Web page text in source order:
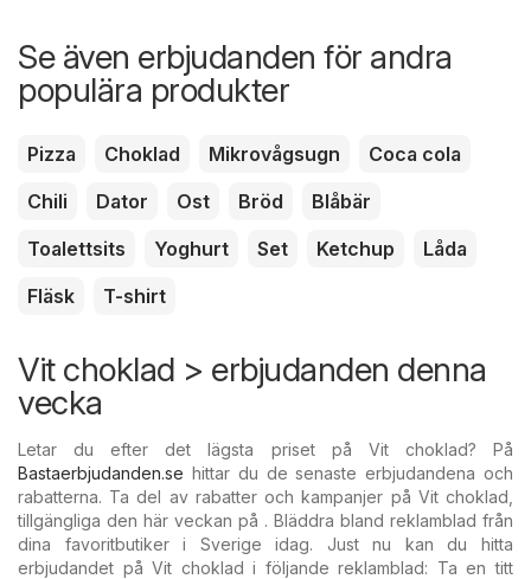
Se även erbjudanden för andra
populära produkter
Pizza Choklad Mikrovågsugn
Coca cola
Chili
Dator Ost Bröd
Blåbär
Toalettsits
Yoghurt Set Ketchup
Låda
Fläsk
T-shirt
Vit choklad > erbjudanden denna
vecka
Letar du efter det lägsta priset på Vit choklad? På
Bastaerbjudanden.se hittar du de senaste erbjudandena och
rabatterna. Ta del av rabatter och kampanjer på Vit choklad,
tillgängliga den här veckan på . Bläddra bland reklamblad från
dina favoritbutiker i Sverige idag. Just nu kan du hitta
erbjudandet på Vit choklad i följande reklamblad: Ta en titt